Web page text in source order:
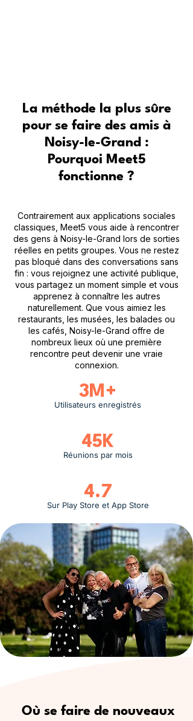
La méthode la plus sûre
pour se faire des amis à
Noisy-le-Grand :
Pourquoi Meet5
fonctionne ?
Contrairement aux applications sociales
classiques, Meet5 vous aide à rencontrer
des gens à Noisy-le-Grand lors de sorties
réelles en petits groupes. Vous ne restez
pas bloqué dans des conversations sans
fin : vous rejoignez une activité publique,
vous partagez un moment simple et vous
apprenez à connaître les autres
naturellement. Que vous aimiez les
restaurants, les musées, les balades ou
les cafés, Noisy-le-Grand offre de
nombreux lieux où une première
rencontre peut devenir une vraie
connexion.
3M+
Utilisateurs enregistrés
45K
Réunions par mois
4.7
Sur Play Store et App Store
Où se faire de nouveaux